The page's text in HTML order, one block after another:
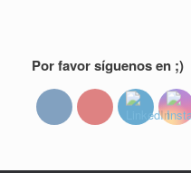
Por favor síguenos en ;)